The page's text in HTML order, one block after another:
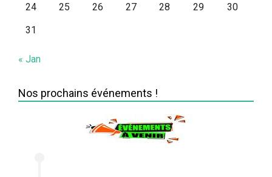
24
25 26 27 28 29
30
31
« Jan
Nos prochains événements !